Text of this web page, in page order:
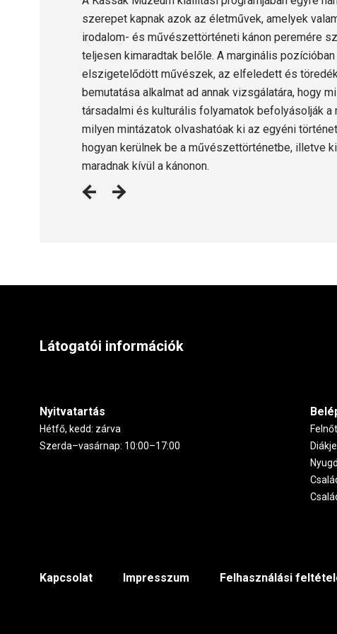
szerepet kapnak azok az életművek, amelyek
irodalom- és művészettörténeti kánon peremére
teljesen kimaradtak belőle. A marginális
elszigetelődött művészek, az elfeledett és
bemutatása alkalmat ad annak vizsgálatára, hogy
társadalmi és kulturális folyamatok befolyásolják a
milyen mintázatok olvashatóak ki az egyéni
hogyan kerülnek be a művészettörténetbe, illetve
maradnak kívül a kánonon.
Látogatói információk
Nyitvatartás
Hétfő, kedd: zárva
Szerda–vasárnap: 10:00–17:00
Kapcsolat Impresszum Felhasználási